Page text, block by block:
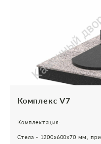
Комплекс V7
Комплектация:
Стела - 1200х600х70 мм,